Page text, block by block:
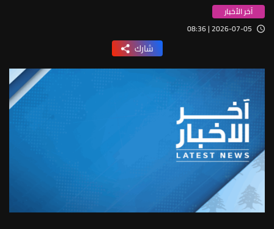
آخر الأخبار
2026-07-05 | 08:36
شارك